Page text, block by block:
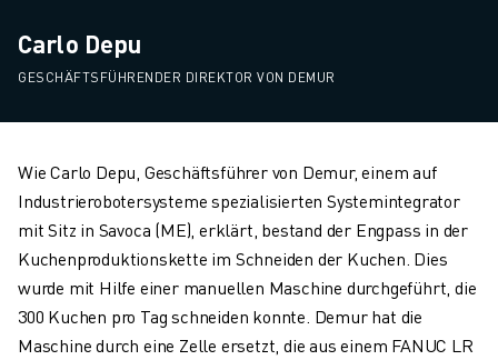
Carlo Depu
GESCHÄFTSFÜHRENDER DIREKTOR VON DEMUR
Wie Carlo Depu, Geschäftsführer von Demur, einem auf
Industrierobotersysteme spezialisierten Systemintegrator
mit Sitz in Savoca (ME), erklärt, bestand der Engpass in der
Kuchenproduktionskette im Schneiden der Kuchen. Dies
wurde mit Hilfe einer manuellen Maschine durchgeführt, die
300 Kuchen pro Tag schneiden konnte. Demur hat die
Maschine durch eine Zelle ersetzt, die aus einem FANUC LR